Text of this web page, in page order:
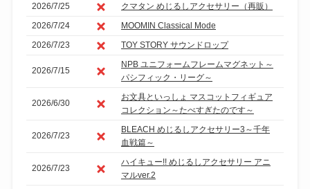
2026/7/25
クマタン めじるしアクセサリー（再販）
2026/7/24
MOOMIN Classical Mode
2026/7/23
TOY STORY サウンドロップ
2026/7/15
NPB ユニフォームフレームマグネット～
パシフィック・リーグ～
2026/6/30
お文具といっしょ マスコットフィギュア
コレクション～たべすぎたのです～
2026/7/23
BLEACH めじるしアクセサリー3～千年
血戦篇～
2026/7/23
ハイキュー!! めじるしアクセサリー アニ
マルver.2